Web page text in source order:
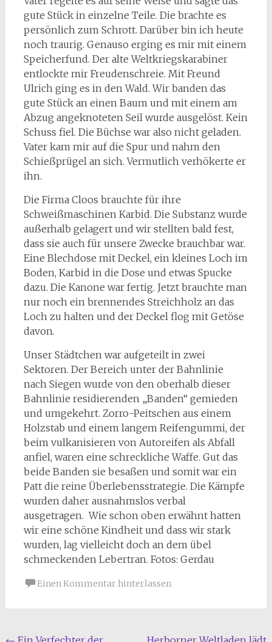
gute Stück in einzelne Teile. Die brachte es
persönlich zum Schrott. Darüber bin ich heute
noch traurig. Genauso erging es mir mit einem
Speicherfund. Der alte Weltkriegskarabiner
entlockte mir Freudenschreie. Mit Freund
Ulrich ging es in den Wald. Wir banden das
gute Stück an einen Baum und mit einem am
Abzug angeknoteten Seil wurde ausgelöst. Kein
Schuss fiel. Die Büchse war also nicht geladen.
Vater kam mir auf die Spur und nahm den
Schießprügel an sich. Vermutlich verhökerte er
ihn.
Die Firma Cloos brauchte für ihre
Schweißmaschinen Karbid. Die Substanz wurde
außerhalb gelagert und wir stellten bald fest,
dass sie auch für unsere Zwecke brauchbar war.
Eine Blechdose mit Deckel, ein kleines Loch im
Boden, Karbid in die Dose und etwas Spucke
dazu. Die Kanone war fertig. Jetzt brauchte man
nur noch ein brennendes Streichholz an das
Loch zu halten und der Deckel flog mit Getöse
davon.
Unser Städtchen war aufgeteilt in zwei
Sektoren. Der Bereich unter der Bahnlinie
nach Siegen wurde von den oberhalb dieser
Bahnlinie residierenden „Banden“ gemieden
und umgekehrt. Zorro-Peitschen aus einem
Holzstab und einem langem Reifengummi, der
beim vulkanisieren von Autoreifen als Abfall
anfiel, waren eine schreckliche Waffe. Gut das
beide Banden sie besaßen und somit war ein
Patt die reine Überlebensstrategie. Die Kämpfe
wurden daher ausnahmslos verbal
ausgetragen. Wie schon oben erwähnt hatten
wir eine schöne Kindheit und dass wir stark
wurden, lag vielleicht doch an dem übel
schmeckenden Lebertran. Fotos: Gerdau
Einen Kommentar hinterlassen